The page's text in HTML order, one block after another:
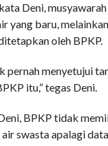
Deni,
yang baru,
oleh BPKP.
pernah menyetujui
itu,” tegas Deni.
BPKP tidak
swasta apalagi